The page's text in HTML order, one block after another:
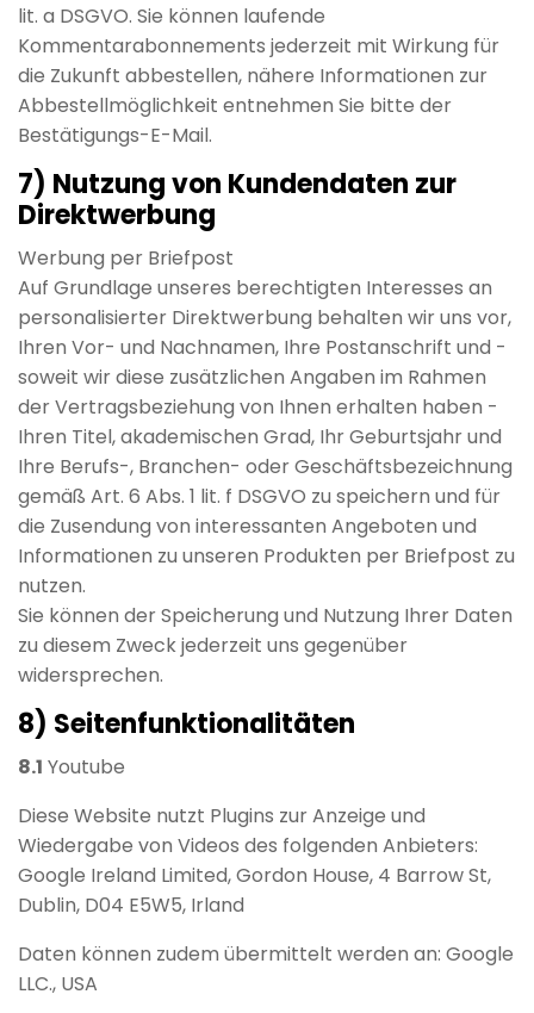
lit. a DSGVO. Sie können laufende
Kommentarabonnements jederzeit mit Wirkung für
die Zukunft abbestellen, nähere Informationen zur
Abbestellmöglichkeit entnehmen Sie bitte der
Bestätigungs-E-Mail.
7) Nutzung von Kundendaten zur
Direktwerbung
Werbung per Briefpost
Auf Grundlage unseres berechtigten Interesses an
personalisierter Direktwerbung behalten wir uns vor,
Ihren Vor- und Nachnamen, Ihre Postanschrift und -
soweit wir diese zusätzlichen Angaben im Rahmen
der Vertragsbeziehung von Ihnen erhalten haben -
Ihren Titel, akademischen Grad, Ihr Geburtsjahr und
Ihre Berufs-, Branchen- oder Geschäftsbezeichnung
gemäß Art. 6 Abs. 1 lit. f DSGVO zu speichern und für
die Zusendung von interessanten Angeboten und
Informationen zu unseren Produkten per Briefpost zu
nutzen.
Sie können der Speicherung und Nutzung Ihrer Daten
zu diesem Zweck jederzeit uns gegenüber
widersprechen.
8) Seitenfunktionalitäten
8.1 Youtube
Diese Website nutzt Plugins zur Anzeige und
Wiedergabe von Videos des folgenden Anbieters:
Google Ireland Limited, Gordon House, 4 Barrow St,
Dublin, D04 E5W5, Irland
Daten können zudem übermittelt werden an: Google
LLC., USA